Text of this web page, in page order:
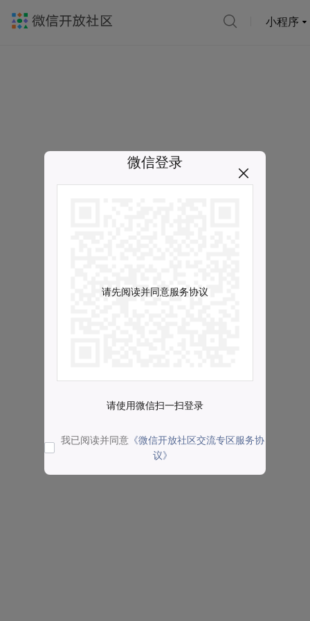
小程序
微信登录
请先阅读并同意服务协议
请使用微信扫一扫登录
我已阅读并同意 《微信开放社区交流专区服务协
议》